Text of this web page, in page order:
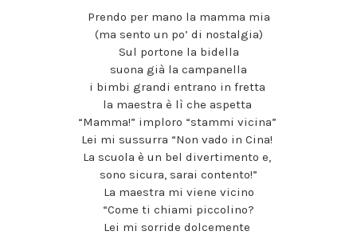
Prendo per mano la mamma mia
(ma sento un po’ di nostalgia)
Sul portone la bidella
suona già la campanella
i bimbi grandi entrano in fretta
la maestra è lì che aspetta
“Mamma!” imploro “stammi vicina”
Lei mi sussurra “Non vado in Cina!
La scuola è un bel divertimento e,
sono sicura, sarai contento!”
La maestra mi viene vicino
“Come ti chiami piccolino?
Lei mi sorride dolcemente